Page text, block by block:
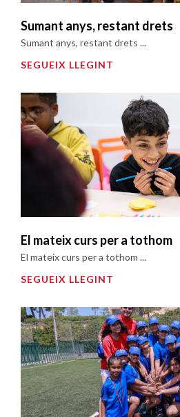
Sumant anys, restant drets
Sumant anys, restant drets ...
SEGUEIX LLEGINT
El mateix curs per a tothom
El mateix curs per a tothom ...
SEGUEIX LLEGINT